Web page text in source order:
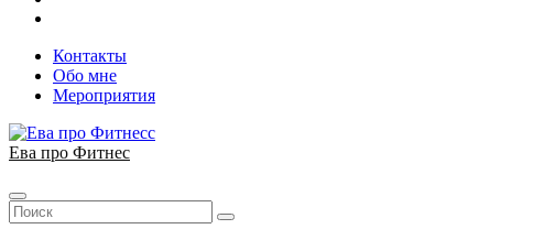
Контакты
Обо мне
Мероприятия
Ева про Фитнес